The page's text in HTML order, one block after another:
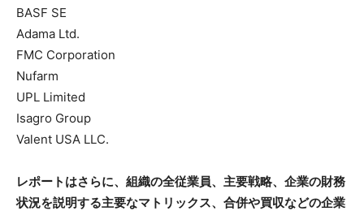
BASF SE
Adama Ltd.
FMC Corporation
Nufarm
UPL Limited
Isagro Group
Valent USA LLC.
レポートはさらに、組織の全従業員、主要戦略、企業の財務
状況を説明する主要なマトリックス、合併や買収などの企業